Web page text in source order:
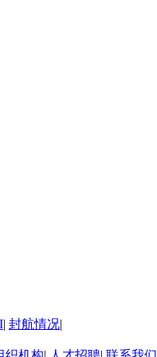
| 封航情况|